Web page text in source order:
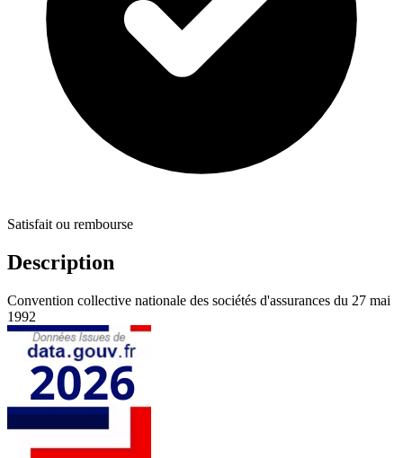
Satisfait ou rembourse
Description
Convention collective nationale des sociétés d'assurances du 27 mai
1992